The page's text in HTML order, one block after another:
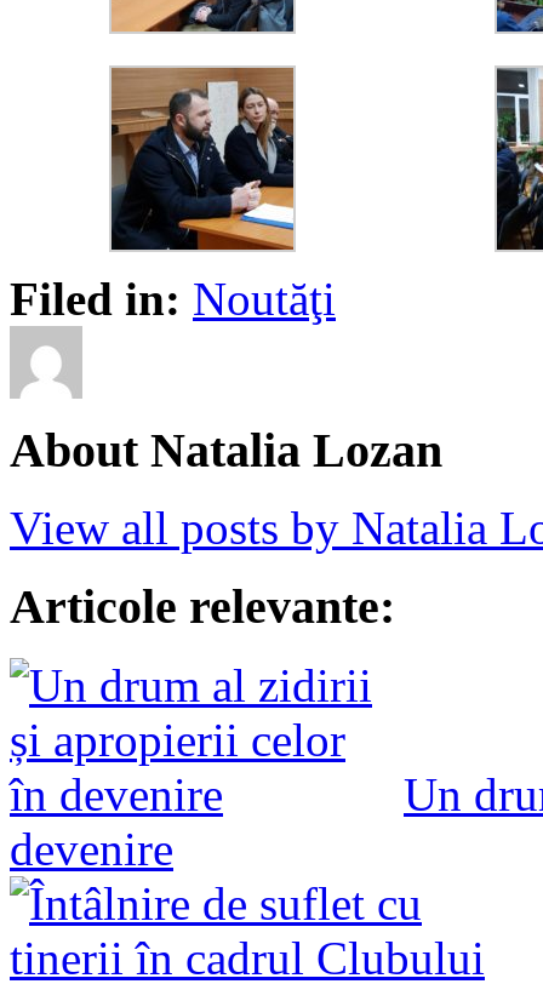
Filed in: Noutăţi
About Natalia Lozan
View all posts by Natalia
Articole relevante:
Un
devenire